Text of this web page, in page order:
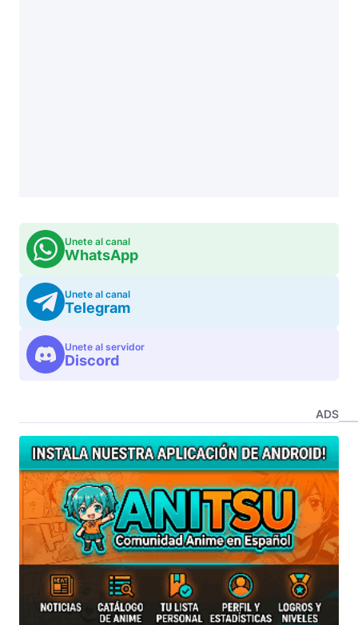
Unete al canal
WhatsApp
Unete al canal
Telegram
Unete al servidor
Discord
ADS